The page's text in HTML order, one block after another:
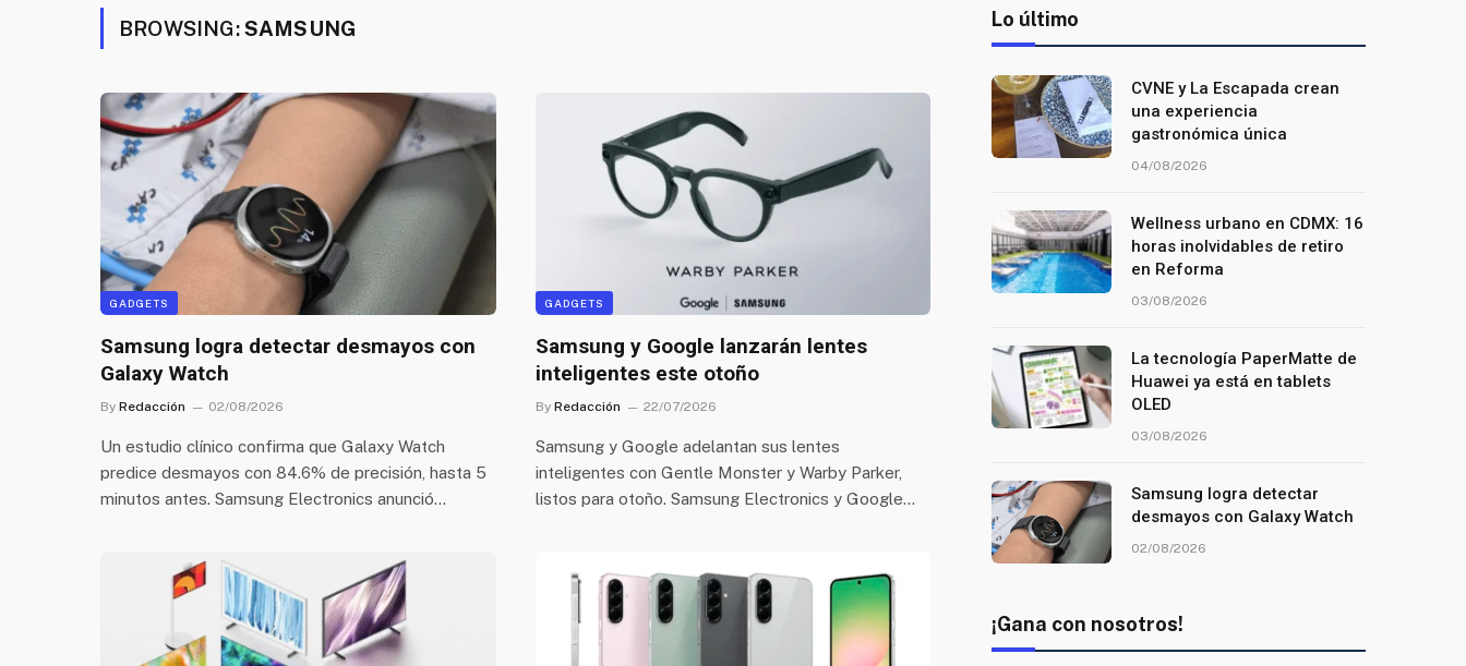
BROWSING:SAMSUNG
GADGETS
Samsung logra detectar desmayos con
Galaxy Watch
By Redacción 02/08/2026
Un estudio clínico confirma que Galaxy Watch
predice desmayos con 84.6% de precisión, hasta 5
minutos antes. Samsung Electronics anunció…
GADGETS
Samsung y Google lanzarán lentes
inteligentes este otoño
By Redacción 22/07/2026
Samsung y Google adelantan sus lentes
inteligentes con Gentle Monster y Warby Parker,
listos para otoño. Samsung Electronics y Google…
Lo último
CVNE y La Escapada crean
una experiencia
gastronómica única
04/08/2026
Wellness urbano en CDMX: 16
horas inolvidables de retiro
en Reforma
03/08/2026
La tecnología PaperMatte de
Huawei ya está en tablets
OLED
03/08/2026
Samsung logra detectar
desmayos con Galaxy Watch
02/08/2026
¡Gana con nosotros!